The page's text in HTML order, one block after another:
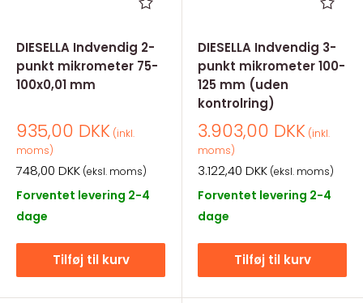
DIESELLA Indvendig 2-
punkt mikrometer 75-
100x0,01 mm
Salgspris
935,00 DKK (inkl.
moms)
Salgspris
748,00 DKK (eksl. moms)
Forventet levering 2-4
dage
Tilføj til kurv
DIESELLA Indvendig 3-
punkt mikrometer 100-
125 mm (uden
kontrolring)
Salgspris
3.903,00 DKK (inkl.
moms)
Salgspris
3.122,40 DKK (eksl. moms)
Forventet levering 2-4
dage
Tilføj til kurv